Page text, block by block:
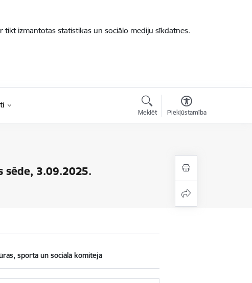
izmantotas statistikas un sociālo mediju sīkdatnes.
Meklēt Piekļūstamība
sēde, 3.09.2025.
sporta un sociālā komiteja